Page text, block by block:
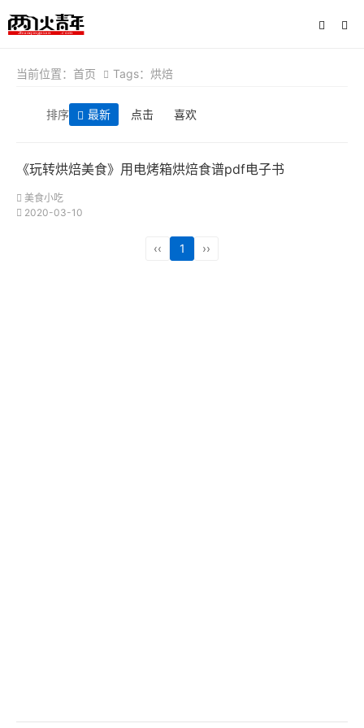
当前位置： 首页 Tags：烘焙
排序 最新 点击 喜欢
《玩转烘焙美食》用电烤箱烘焙食谱pdf电子书
美食小吃
2020-03-10
‹‹ 1 ››